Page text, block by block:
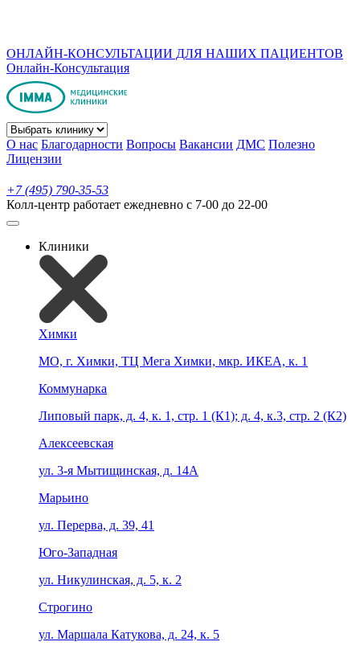
ОНЛАЙН-КОНСУЛЬТАЦИИ ДЛЯ НАШИХ ПАЦИЕНТОВ
Онлайн-Консультация
О нас Благодарности Вопросы Вакансии ДМС Полезно
Лицензии
+7 (495) 790-35-53
Колл-центр работает ежедневно с 7-00 до 22-00
Клиники
Химки
МО, г. Химки, ТЦ Мега Химки, мкр. ИКЕА, к. 1
Коммунарка
Липовый парк, д. 4, к. 1, стр. 1 (К1); д. 4, к.3, стр. 2 (К2)
Алексеевская
ул. 3-я Мытищинская, д. 14А
Марьино
ул. Перерва, д. 39, 41
Юго-Западная
ул. Никулинская, д. 5, к. 2
Строгино
ул. Маршала Катукова, д. 24, к. 5